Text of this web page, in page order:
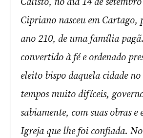
Cipriano nasceu em Cartago,
ano 210, de uma família pagã.
convertido à fé e ordenado
eleito bispo daquela cidade
tempos muito difíceis,
sabiamente, com suas obras e
Igreja que lhe foi confiada.